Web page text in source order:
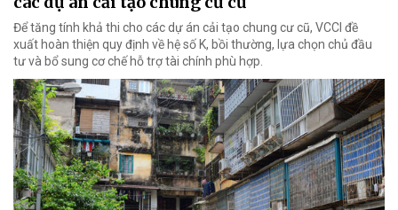
Để tăng tính khả thi cho các dự án cải tạo chung cư cũ, VCCI đề
xuất hoàn thiện quy định về hệ số K, bồi thường, lựa chọn chủ đầu
tư và bổ sung cơ chế hỗ trợ tài chính phù hợp.